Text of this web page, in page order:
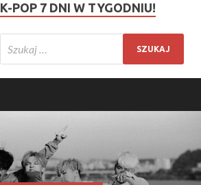
K-POP 7 DNI W TYGODNIU!